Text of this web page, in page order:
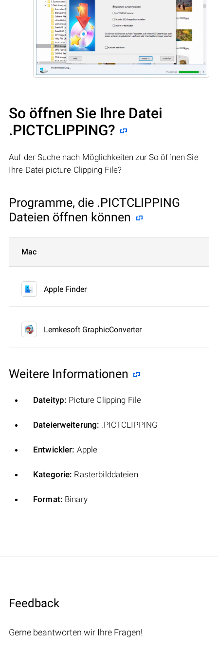
So öffnen Sie Ihre Datei
.PICTCLIPPING?
Auf der Suche nach Möglichkeiten zur So öffnen Sie
Ihre Datei picture Clipping File?
Programme, die .PICTCLIPPING
Dateien öffnen können
Mac
Apple Finder
Lemkesoft GraphicConverter
Weitere Informationen
Dateityp: Picture Clipping File
Dateierweiterung: .PICTCLIPPING
Entwickler: Apple
Kategorie: Rasterbilddateien
Format: Binary
Feedback
Gerne beantworten wir Ihre Fragen!